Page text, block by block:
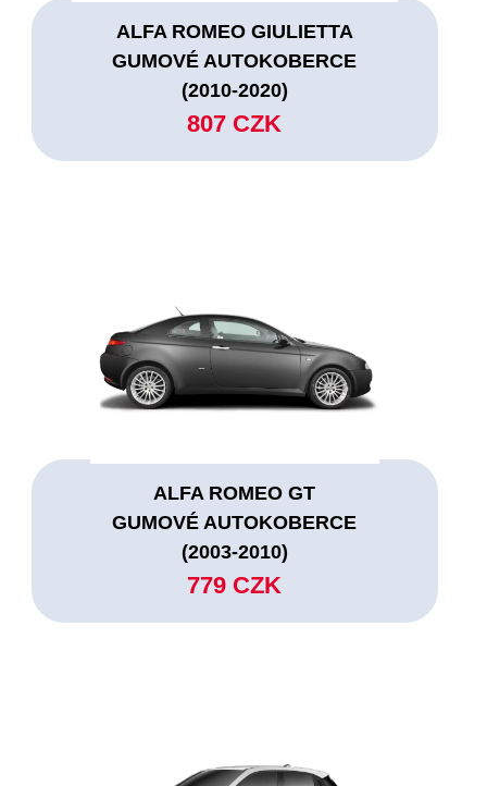
ALFA ROMEO GIULIETTA
GUMOVÉ AUTOKOBERCE
(2010-2020)
807 CZK
ALFA ROMEO GT
GUMOVÉ AUTOKOBERCE
(2003-2010)
779 CZK